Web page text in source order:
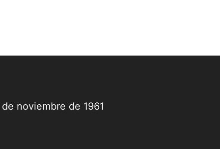
noviembre de 1961